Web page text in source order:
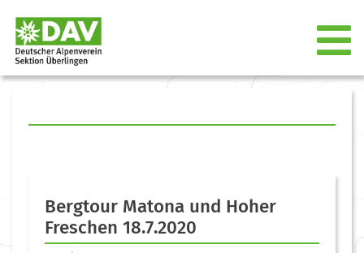
Bergtour Matona und Hoher
Freschen 18.7.2020